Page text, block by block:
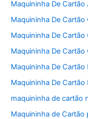
Maquininha De Cartão
Maquininha De
Maquininha De Cartão
Maquininha De
Maquininha De Cartão
Maquininha De Cartão
maquininha de cartão
Maquininha de Cartão